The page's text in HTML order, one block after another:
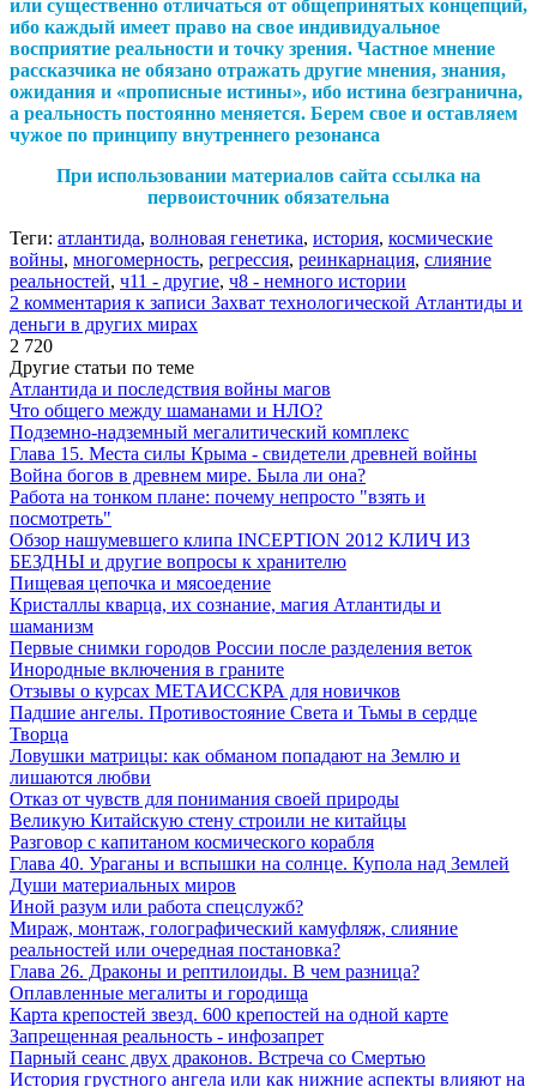
или существенно отличаться от общепринятых концепций,
ибо каждый имеет право на свое индивидуальное
восприятие реальности и точку зрения. Частное мнение
рассказчика не обязано отражать другие мнения, знания,
ожидания и «прописные истины», ибо истина безгранична,
а реальность постоянно меняется. Берем свое и оставляем
чужое по принципу внутреннего резонанса
При использовании материалов сайта ссылка на
первоисточник обязательна
Теги: атлантида, волновая генетика, история, космические
войны, многомерность, регрессия, реинкарнация, слияние
реальностей, ч11 - другие, ч8 - немного истории
2 комментария к записи Захват технологической Атлантиды и
деньги в других мирах
2 720
Другие статьи по теме
Атлантида и последствия войны магов
Что общего между шаманами и НЛО?
Подземно-надземный мегалитический комплекс
Глава 15. Места силы Крыма - свидетели древней войны
Война богов в древнем мире. Была ли она?
Работа на тонком плане: почему непросто "взять и
посмотреть"
Обзор нашумевшего клипа INCEPTION 2012 КЛИЧ ИЗ
БЕЗДНЫ и другие вопросы к хранителю
Пищевая цепочка и мясоедение
Кристаллы кварца, их сознание, магия Атлантиды и
шаманизм
Первые снимки городов России после разделения веток
Инородные включения в граните
Отзывы о курсах МЕТАИССКРА для новичков
Падшие ангелы. Противостояние Света и Тьмы в сердце
Творца
Ловушки матрицы: как обманом попадают на Землю и
лишаются любви
Отказ от чувств для понимания своей природы
Великую Китайскую стену строили не китайцы
Разговор с капитаном космического корабля
Глава 40. Ураганы и вспышки на солнце. Купола над Землей
Души материальных миров
Иной разум или работа спецслужб?
Мираж, монтаж, голографический камуфляж, слияние
реальностей или очередная постановка?
Глава 26. Драконы и рептилоиды. В чем разница?
Оплавленные мегалиты и городища
Карта крепостей звезд. 600 крепостей на одной карте
Запрещенная реальность - инфозапрет
Парный сеанс двух драконов. Встреча со Смертью
История грустного ангела или как нижние аспекты влияют на